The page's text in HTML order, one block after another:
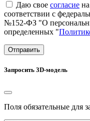
Даю свое согласие
соответствии с
№152-ФЗ "О
определенных "
Отправить
Запросить 3D-модель
Поля обязательные для